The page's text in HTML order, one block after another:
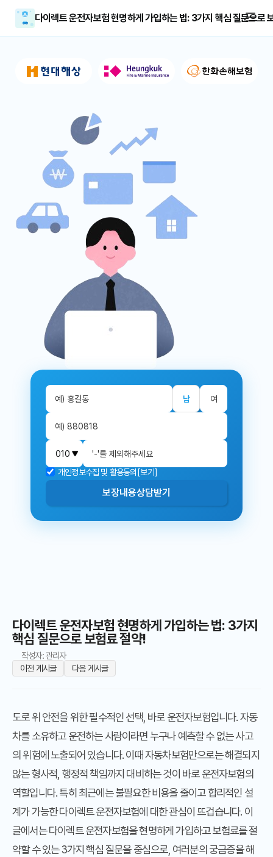
다이렉트 운전자보험 현명하게 가입하는 법: 3가지 핵심 질문으로
남 여
개인정보수집 및 활용동의[보기]
보장내용상담받기
다이렉트 운전자보험 현명하게 가입하는 법: 3가지
핵심 질문으로 보험료 절약!
작성자: 관리자
이전 게시글
다음 게시글
도로 위 안전을 위한 필수적인 선택, 바로 운전자보험입니다. 자동
차를 소유하고 운전하는 사람이라면 누구나 예측할 수 없는 사고
의 위험에 노출되어 있습니다. 이때 자동차보험만으로는 해결되지
않는 형사적, 행정적 책임까지 대비하는 것이 바로 운전자보험의
역할입니다. 특히 최근에는 불필요한 비용을 줄이고 합리적인 설
계가 가능한 다이렉트 운전자보험에 대한 관심이 뜨겁습니다. 이
글에서는 다이렉트 운전자보험을 현명하게 가입하고 보험료를 절
약할 수 있는 3가지 핵심 질문을 중심으로, 여러분의 궁금증을 해